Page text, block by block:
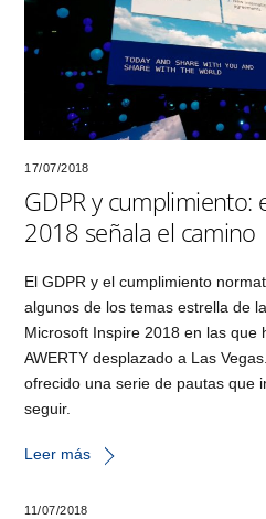
17/07/2018
GDPR y cumplimiento:
2018 señala el camino
El GDPR y el cumplimiento
algunos de los temas estrella de
Microsoft Inspire 2018 en las que
AWERTY desplazado a Las
ofrecido una serie de pautas que
seguir.
Leer más
11/07/2018